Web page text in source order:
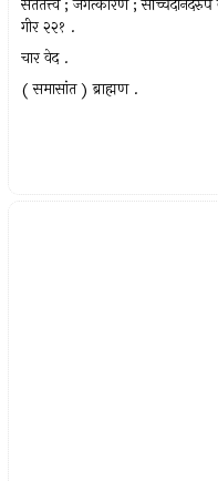
सततत्त्व ; जगत्कारण ; सच्चिदानंदरुप
गीर २२१ .
चार वेद .
( समासांत ) ब्राह्मण .